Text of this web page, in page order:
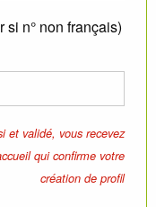
n° non français)
et validé, vous recevez
qui confirme votre
création de profil